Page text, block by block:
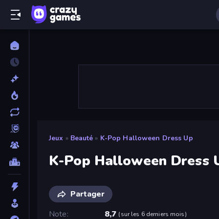
Jeux » Beauté » K-Pop Halloween Dress Up
K-Pop Halloween Dress
Partager
Note
8,7 (sur les 6 derniers mois)